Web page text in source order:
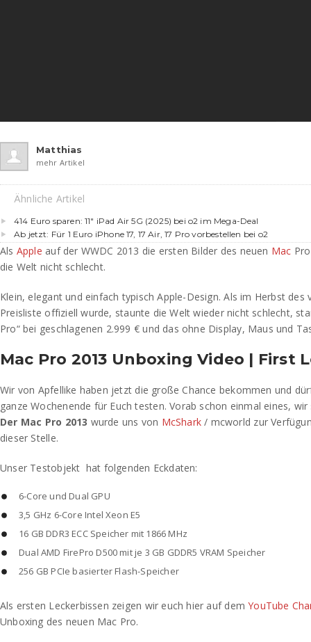
Matthias
mehr Artikel
Ähnliche Artikel
414 Euro sparen: 11″ iPad Air 5G (2025) bei o2 im Mega-Deal
Ab jetzt: Für 1 Euro iPhone 17, 17 Air, 17 Pro vorbestellen bei o2
Als Apple auf der WWDC 2013 die ersten Bilder des neuen Mac
die Welt nicht schlecht.
Klein, elegant und einfach typisch Apple-Design. Als im Herbst des
Preisliste offiziell wurde, staunte die Welt wieder nicht schlecht,
Pro“ bei geschlagenen 2.999 € und das ohne Display, Maus und
Mac Pro 2013 Unboxing Video | First
Wir von Apfellike haben jetzt die große Chance bekommen und
ganze Wochenende für Euch testen. Vorab schon einmal eines,
Der Mac Pro 2013 wurde uns von McShark / mcworld zur
dieser Stelle.
Unser Testobjekt hat folgenden Eckdaten:
6-Core und Dual GPU
3,5 GHz 6-Core Intel Xeon E5
16 GB DDR3 ECC Speicher mit 1866 MHz
Dual AMD FirePro D500 mit je 3 GB GDDR5 VRAM Speicher
256 GB PCIe basierter Flash-Speicher
Als ersten Leckerbissen zeigen wir euch hier auf demYouTube
Unboxing des neuen Mac Pro.